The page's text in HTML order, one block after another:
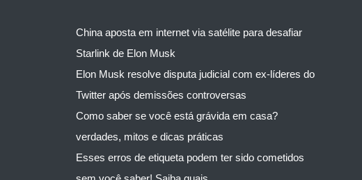
China aposta em internet via satélite para desafiar
Starlink de Elon Musk
Elon Musk resolve disputa judicial com ex-líderes do
Twitter após demissões controversas
Como saber se você está grávida em casa?
verdades, mitos e dicas práticas
Esses erros de etiqueta podem ter sido cometidos